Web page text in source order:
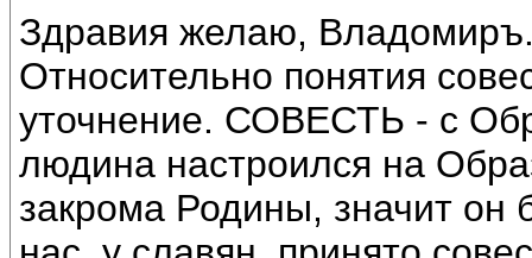
Здравия желаю,
Относительно понятия
уточнение. СОВЕСТЬ - с
людина настроился на
закрома Родины, значит он